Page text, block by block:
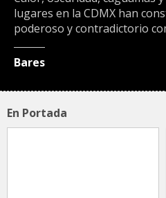
lugares en la CDMX han
poderoso y contradictorio
Bares
En Portada